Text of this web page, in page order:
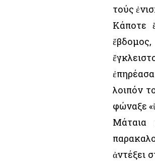
τούς
Κάποτε
λοιπόν
φώναξε
Μάταια
ἀντέξει